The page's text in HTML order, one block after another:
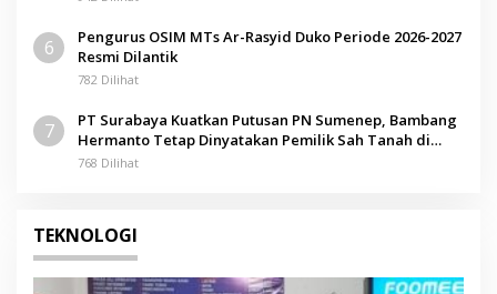
6
Pengurus OSIM MTs Ar-Rasyid Duko Periode 2026-2027
Resmi Dilantik
782 Dilihat
7
PT Surabaya Kuatkan Putusan PN Sumenep, Bambang
Hermanto Tetap Dinyatakan Pemilik Sah Tanah di
Pamolokan
768 Dilihat
TEKNOLOGI